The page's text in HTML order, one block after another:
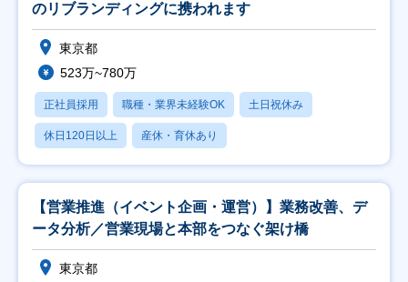
のリブランディングに携われます
東京都
523万~780万
正社員採用 職種・業界未経験OK 土日祝休み
休日120日以上 産休・育休あり
【営業推進（イベント企画・運営）】業務改善、デ
ータ分析／営業現場と本部をつなぐ架け橋
東京都